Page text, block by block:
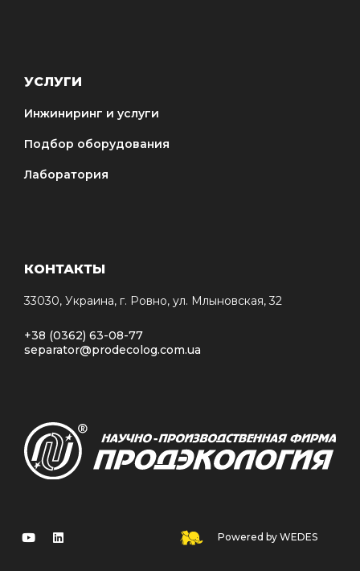
УСЛУГИ
Инжиниринг и услуги
Подбор оборудования
Лаборатория
КОНТАКТЫ
33030, Украина, г. Ровно, ул. Млыновская, 32
+38 (0362) 63-08-77
separator@prodecolog.com.ua
Powered by WEDES